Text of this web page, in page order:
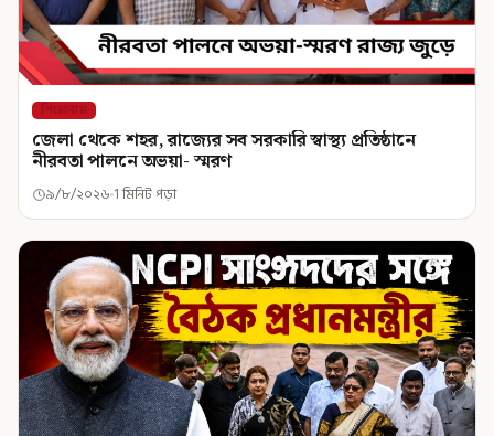
শিরোনাম
জেলা থেকে শহর, রাজ্যের সব সরকারি স্বাস্থ্য প্রতিষ্ঠানে
নীরবতা পালনে অভয়া- স্মরণ
৯/৮/২০২৬ 1 মিনিট পড়া